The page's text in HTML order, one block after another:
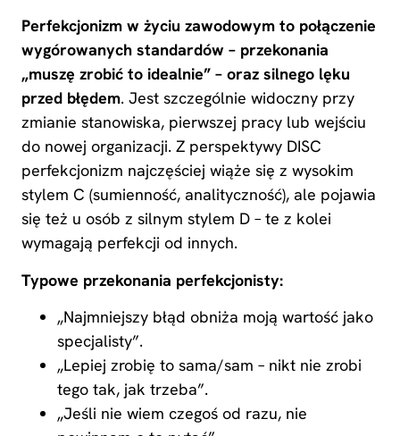
Perfekcjonizm w życiu zawodowym to połączenie
wygórowanych standardów – przekonania
„muszę zrobić to idealnie” – oraz silnego lęku
przed błędem. Jest szczególnie widoczny przy
zmianie stanowiska, pierwszej pracy lub wejściu
do nowej organizacji. Z perspektywy DISC
perfekcjonizm najczęściej wiąże się z wysokim
stylem C (sumienność, analityczność), ale pojawia
się też u osób z silnym stylem D – te z kolei
wymagają perfekcji od innych.
Typowe przekonania perfekcjonisty:
„Najmniejszy błąd obniża moją wartość jako
specjalisty”.
„Lepiej zrobię to sama/sam – nikt nie zrobi
tego tak, jak trzeba”.
„Jeśli nie wiem czegoś od razu, nie